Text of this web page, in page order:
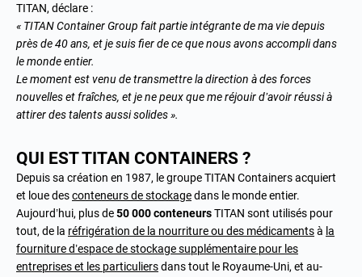
TITAN, déclare :
« TITAN Container Group fait partie intégrante de ma vie depuis
près de 40 ans, et je suis fier de ce que nous avons accompli dans
le monde entier.
Le moment est venu de transmettre la direction à des forces
nouvelles et fraîches, et je ne peux que me réjouir d’avoir réussi à
attirer des talents aussi solides ».
QUI EST TITAN CONTAINERS ?
Depuis sa création en 1987, le groupe TITAN Containers acquiert
et loue desconteneurs de stockagedans le monde entier.
Aujourd’hui, plus de50 000 conteneursTITAN sont utilisés pour
tout, de la réfrigération de la nourriture ou des médicamentsà la
fourniture d’espace de stockage supplémentaire pour les
entreprises et les particuliersdans tout le Royaume-Uni, et au-